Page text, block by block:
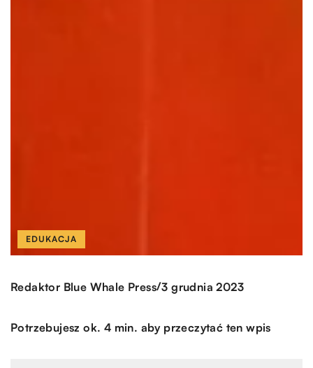
EDUKACJA
Redaktor Blue Whale Press/3 grudnia 2023
Potrzebujesz ok. 4 min. aby przeczytać ten wpis